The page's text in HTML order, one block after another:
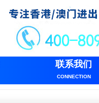
联系我们
CONNECTION